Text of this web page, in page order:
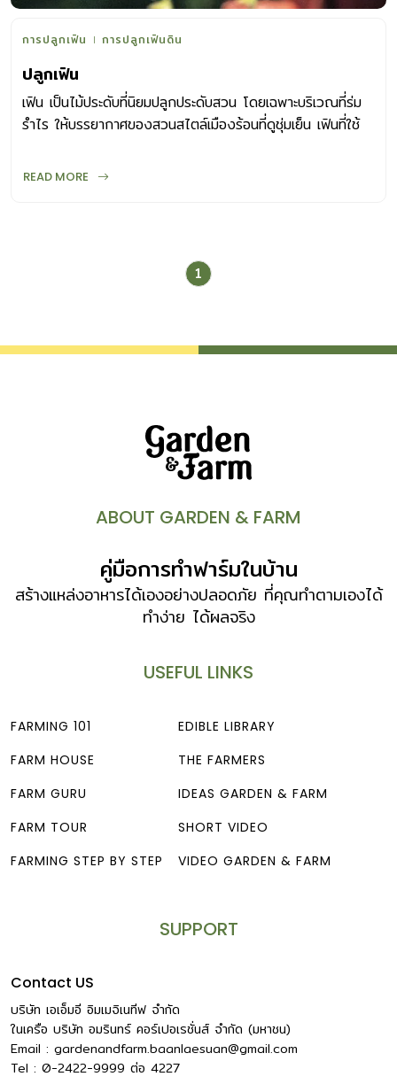
การปลูกเฟิน การปลูกเฟินดิน
ปลูกเฟิน
เฟิน เป็นไม้ประดับที่นิยมปลูกประดับสวน โดยเฉพาะบริเวณที่ร่ม
รำไร ให้บรรยากาศของสวนสไตล์เมืองร้อนที่ดูชุ่มเย็น เฟินที่ใช้
เหมาะกับสภาพแวดล้อม เลี้ยงง่าย โตเร็ว ขอเพียงเข้าใจลักษณะ
ที่แตกต่างกัน ตามลักษณะการอยู่อาศัยในธรรมชาติ เฟินดิน
คือเฟินที่เจริญเติบโตอยู่บนพื้นป่าที่ชุ่มชื้น มีซากใบไม้ผุทับถมกัน
ดินโปร่ง ระบายน้ำและอากาศได้ดี ตามแบบที่เฟินแต่ละพันธุ์
READ MORE
1
ABOUT GARDEN & FARM
คู่มือการทำฟาร์มในบ้าน
สร้างแหล่งอาหารได้เองอย่างปลอดภัย ที่คุณทำตามเองได้
ทำง่าย ได้ผลจริง
USEFUL LINKS
FARMING 101
FARM HOUSE
FARM GURU
FARM TOUR
FARMING STEP BY STEP
EDIBLE LIBRARY
THE FARMERS
IDEAS GARDEN & FARM
SHORT VIDEO
VIDEO GARDEN & FARM
SUPPORT
Contact US
บริษัท เอเอ็มอี อิมเมจิเนทีฟ จำกัด
ในเครือ บริษัท อมรินทร์ คอร์เปอเรชั่นส์ จำกัด (มหาชน)
Email : gardenandfarm.baanlaesuan@gmail.com
Tel : 0-2422-9999 ต่อ 4227